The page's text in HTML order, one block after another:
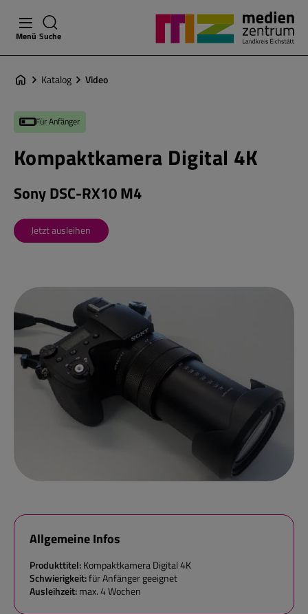
Menü Suche
Video
Katalog
Für Anfänger
Kompaktkamera Digital 4K
Sony DSC-RX10 M4
Jetzt ausleihen
Allgemeine Infos
Produkttitel: Kompaktkamera Digital 4K
Schwierigkeit:für Anfänger geeignet
Ausleihzeit: max. 4 Wochen